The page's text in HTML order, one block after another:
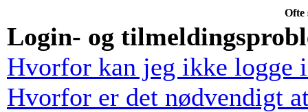
Ofte
Login- og
Hvorfor kan jeg ikke logge
Hvorfor er det nødvendigt